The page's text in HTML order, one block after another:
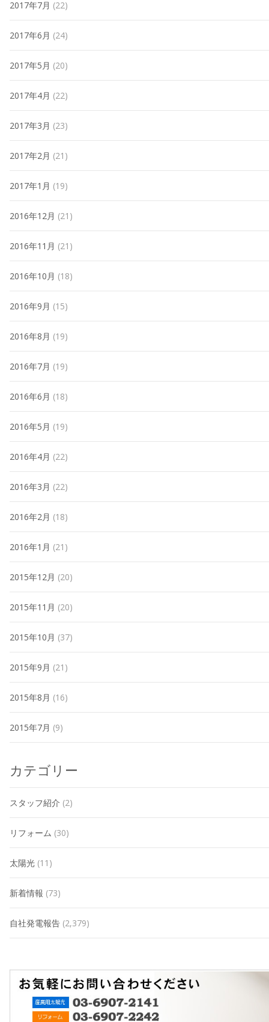
2017年7月 (22)
2017年6月 (24)
2017年5月 (20)
2017年4月 (22)
2017年3月 (23)
2017年2月 (21)
2017年1月 (19)
2016年12月 (21)
2016年11月 (21)
2016年10月 (18)
2016年9月 (15)
2016年8月 (19)
2016年7月 (19)
2016年6月 (18)
2016年5月 (19)
2016年4月 (22)
2016年3月 (22)
2016年2月 (18)
2016年1月 (21)
2015年12月 (20)
2015年11月 (20)
2015年10月 (37)
2015年9月 (21)
2015年8月 (16)
2015年7月 (9)
カテゴリー
スタッフ紹介 (2)
リフォーム (30)
太陽光 (11)
新着情報 (73)
自社発電報告 (2,379)